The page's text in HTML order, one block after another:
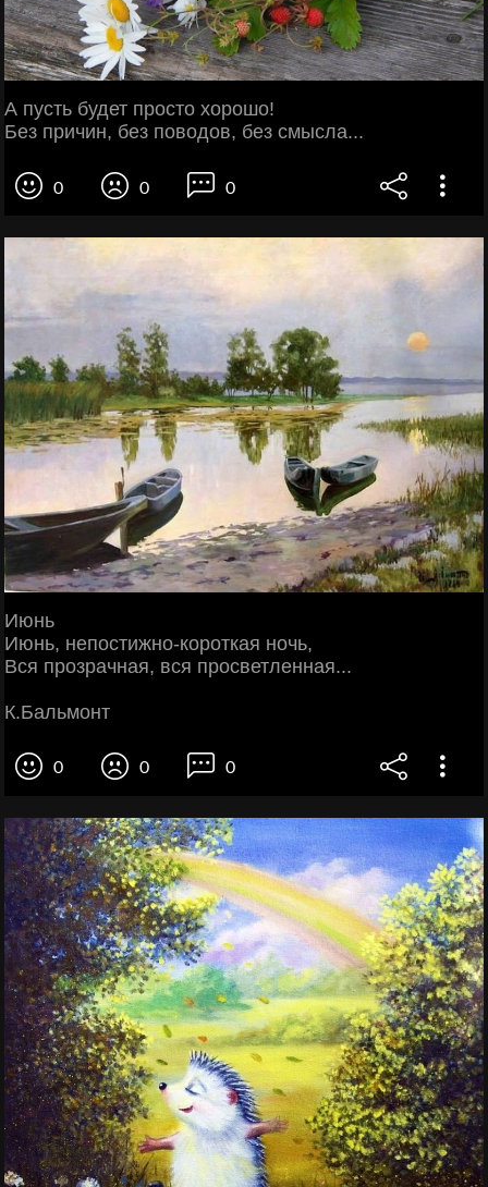
А пусть будет просто хорошо!
Без причин, без поводов, без смысла...
0 0 0
Июнь
Июнь, непостижно-короткая ночь,
Вся прозрачная, вся просветленная...
К.Бальмонт
0 0 0